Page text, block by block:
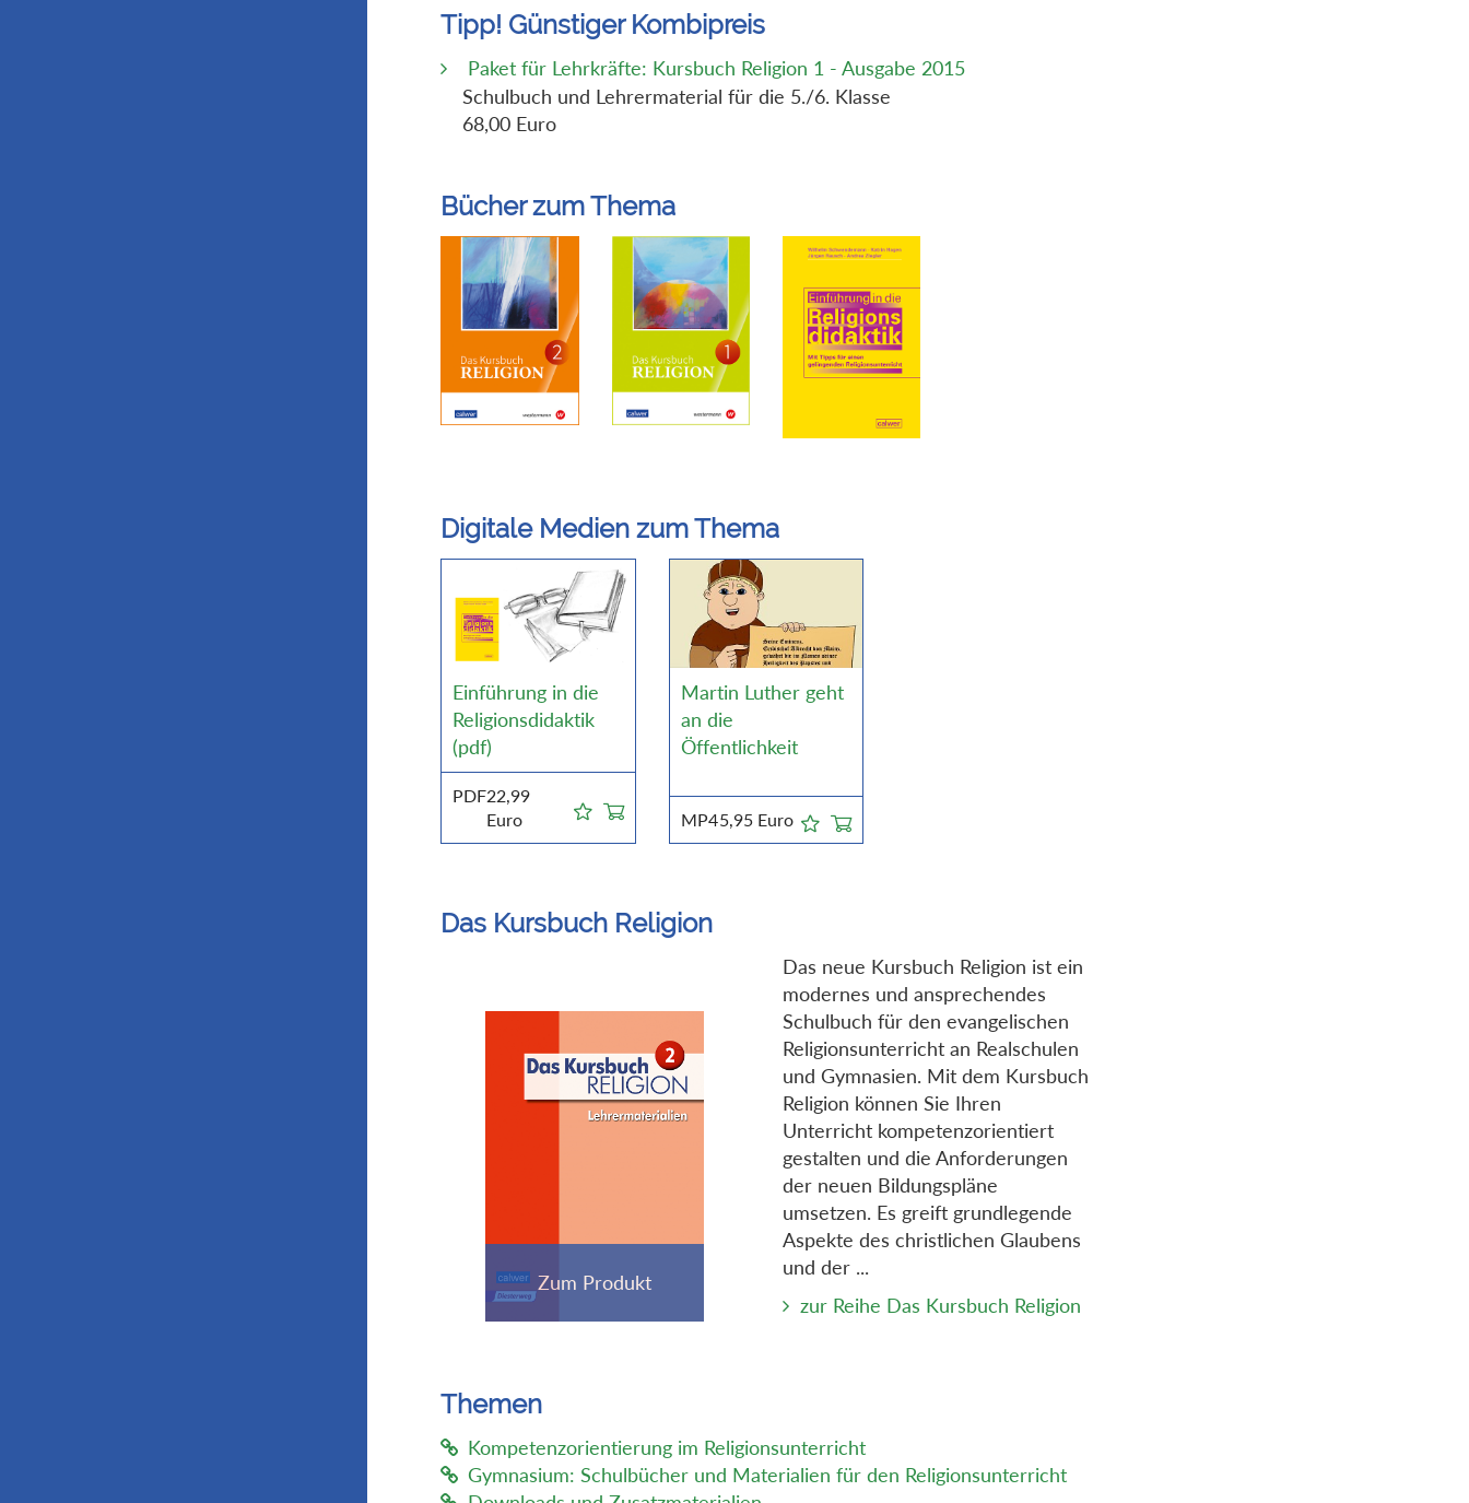
Tipp! Günstiger Kombipreis
Paket für Lehrkräfte: Kursbuch Religion 1 - Ausgabe 2015
Schulbuch und Lehrermaterial für die 5./6. Klasse
68,00 Euro
Bücher zum Thema
Digitale Medien zum Thema
Einführung in die
Religionsdidaktik
(pdf)
PDF22,99
Euro
Martin Luther geht
an die
Öffentlichkeit
MP45,95 Euro
Das Kursbuch Religion
Das neue Kursbuch Religion ist ein
modernes und ansprechendes
Schulbuch für den evangelischen
Religionsunterricht an Realschulen
und Gymnasien. Mit dem Kursbuch
Religion können Sie Ihren
Unterricht kompetenzorientiert
gestalten und die Anforderungen
der neuen Bildungspläne
umsetzen. Es greift grundlegende
Aspekte des christlichen Glaubens
und der ...
zur Reihe Das Kursbuch Religion
Themen
Kompetenzorientierung im Religionsunterricht
Gymnasium: Schulbücher und Materialien für den Religionsunterricht